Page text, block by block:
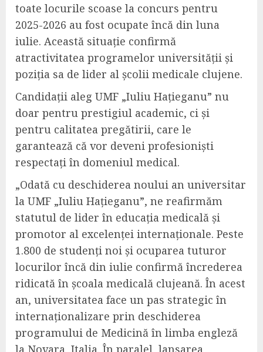
toate locurile scoase la concurs pentru
2025-2026 au fost ocupate încă din luna
iulie. Această situație confirmă
atractivitatea programelor universității și
poziția sa de lider al școlii medicale clujene.
Candidații aleg UMF „Iuliu Hațieganu” nu
doar pentru prestigiul academic, ci și
pentru calitatea pregătirii, care le
garantează că vor deveni profesioniști
respectați în domeniul medical.
„Odată cu deschiderea noului an universitar
la UMF „Iuliu Hațieganu”, ne reafirmăm
statutul de lider în educația medicală și
promotor al excelenței internaționale. Peste
1.800 de studenți noi și ocuparea tuturor
locurilor încă din iulie confirmă încrederea
ridicată în școala medicală clujeană. În acest
an, universitatea face un pas strategic în
internaționalizare prin deschiderea
programului de Medicină în limba engleză